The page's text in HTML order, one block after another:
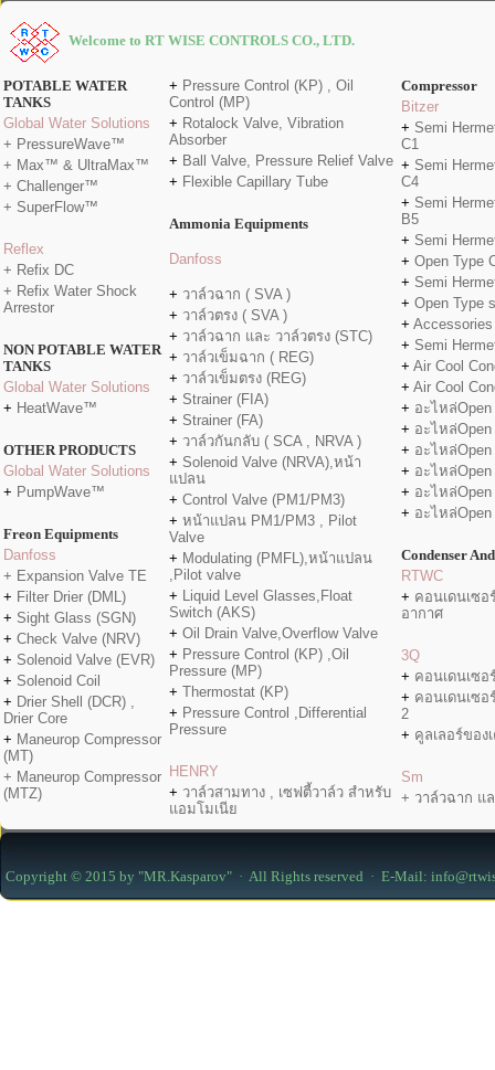
POTABLE WATER
TANKS
Global Water Solutions
+ PressureWave™
+ Max™ & UltraMax™
+ Challenger™
+ SuperFlow™
Reflex
+ Refix DC
+ Refix Water Shock
Arrestor
NON POTABLE WATER
TANKS
Global Water Solutions
+ HeatWave™
OTHER PRODUCTS
Global Water Solutions
+ PumpWave™
Freon Equipments
Danfoss
+ Expansion Valve TE
+ Filter Drier (DML)
+ Sight Glass (SGN)
+ Check Valve (NRV)
+ Solenoid Valve (EVR)
+ Solenoid Coil
+ Drier Shell (DCR) ,
Drier Core
+ Maneurop Compressor
(MT)
+ Maneurop Compressor
(MTZ)
+ Pressure Control (KP) , Oil
Control (MP)
+ Rotalock Valve, Vibration
Absorber
+ Ball Valve, Pressure Relief Valve
+ Flexible Capillary Tube
Ammonia Equipments
Danfoss
+ วาล์วฉาก ( SVA )
+ วาล์วตรง ( SVA )
+ วาล์วฉาก และ วาล์วตรง (STC)
+ วาล์วเข็มฉาก ( REG)
+ วาล์วเข็มตรง (REG)
+ Strainer (FIA)
+ Strainer (FA)
+ วาล์วกันกลับ ( SCA , NRVA )
+ Solenoid Valve (NRVA),หน้า
แปลน
+ Control Valve (PM1/PM3)
+ หน้าแปลน PM1/PM3 , Pilot
Valve
+ Modulating (PMFL),หน้าแปลน
,Pilot valve
+ Liquid Level Glasses,Float
Switch (AKS)
+ Oil Drain Valve,Overflow Valve
+ Pressure Control (KP) ,Oil
Pressure (MP)
+ Thermostat (KP)
+ Pressure Control ,Differential
Pressure
HENRY
+ วาล์วสามทาง , เซฟตี้วาล์ว สำหรับ
แอมโมเนีย
Compressor
Bitzer
+ Semi
C1
+ Semi
C4
+ Semi
B5
+ Semi
+ Open Type
+ Semi
+ Open Type
+
+ Semi
+ Air Cool
+ Air Cool
+ อะไหล่Open
+ อะไหล่Open
+ อะไหล่Open
+ อะไหล่Open
+ อะไหล่Open
+ อะไหล่Open
Condenser
RTWC
+ คอนเดนเซ
อากาศ
3Q
+ คอนเดนเซ
+ คอนเดนเซ
2
+ คูลเลอร์ของ
Sm
+ วาล์วฉาก แ
Copyright © 2015 by "MR.Kasparov" · All Rights reserved · E-Mail:
Welcome to RT WISE CONTROLS CO., LTD.